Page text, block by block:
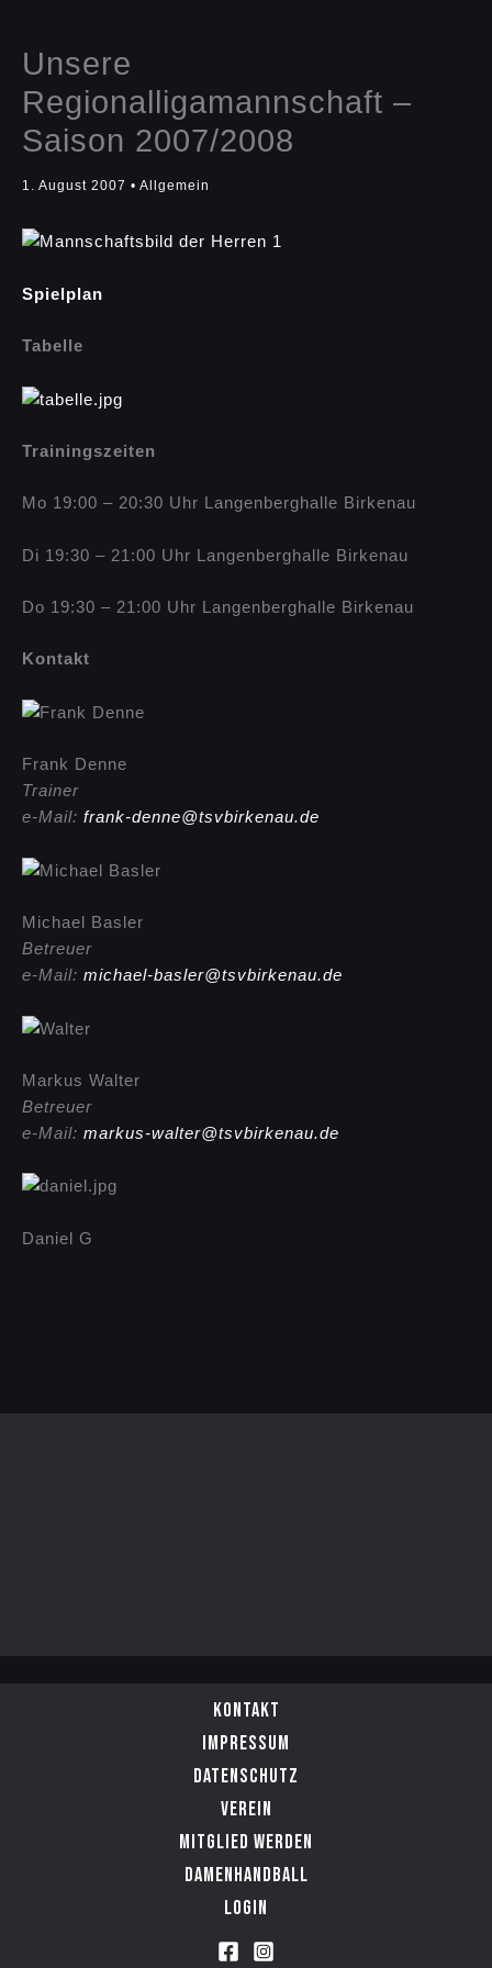
Unsere
Regionalligamannschaft –
Saison 2007/2008
1. August 2007 • Allgemein
Spielplan
Tabelle
Trainingszeiten
Mo 19:00 – 20:30 Uhr Langenberghalle Birkenau
Di 19:30 – 21:00 Uhr Langenberghalle Birkenau
Do 19:30 – 21:00 Uhr Langenberghalle Birkenau
Kontakt
Frank Denne
Trainer
e-Mail: frank-denne@tsvbirkenau.de
Michael Basler
Betreuer
e-Mail: michael-basler@tsvbirkenau.de
Markus Walter
Betreuer
e-Mail: markus-walter@tsvbirkenau.de
Daniel G
Kontakt
Impressum
Datenschutz
Verein
Mitglied werden
Damenhandball
Login